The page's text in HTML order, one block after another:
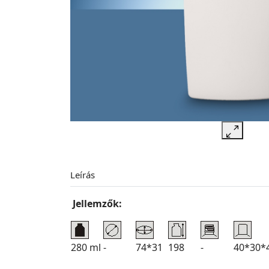
Leírás
Jellemzők:
280 ml - 74*31 198 -